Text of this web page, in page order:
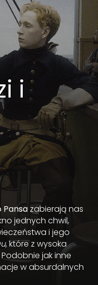
i
Pansa zabierają nas
jednych chwil,
i jego
, które z wysoka
jak inne
w absurdalnych